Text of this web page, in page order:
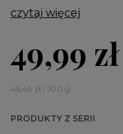
czytaj więcej
49,99 zł
45,45 zł / 100 g
PRODUKTY Z SERII